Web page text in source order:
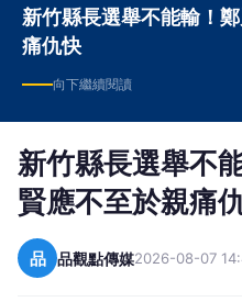
新竹縣長選舉不能輸！
痛仇快
向下繼續閱讀
新竹縣長選舉不
賢應不至於親痛
品 品觀點傳媒2026-08-07